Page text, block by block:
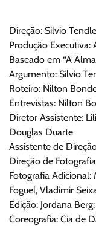
Direção: Silvio
Produção Executiva:
Baseado em “A
Argumento: Silvio
Roteiro: Nilton
Entrevistas: Nilton
Diretor Assistente:
Douglas Duarte
Assistente de
Direção de
Fotografia
Foguel, Vladimir
Edição: Jordana
Coreografia: Cia de